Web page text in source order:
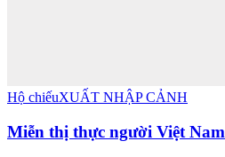
Hộ chiếuXUẤT NHẬP CẢNH
Miễn thị thực người Việt Nam